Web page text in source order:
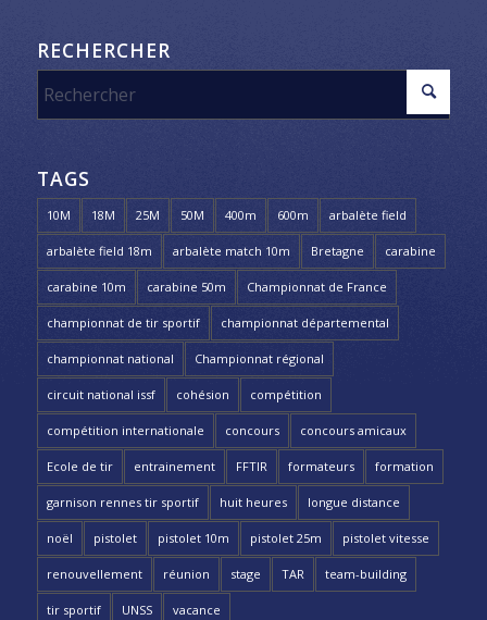
RECHERCHER
TAGS
10M 18M 25M 50M 400m 600m arbalète field
arbalète field 18m arbalète match 10m Bretagne carabine
carabine 10m carabine 50m Championnat de France
championnat de tir sportif championnat départemental
championnat national Championnat régional
circuit national issf cohésion compétition
compétition internationale concours concours amicaux
Ecole de tir entrainement FFTIR formateurs formation
garnison rennes tir sportif huit heures longue distance
noël pistolet pistolet 10m pistolet 25m pistolet vitesse
renouvellement réunion stage TAR team-building
tir sportif UNSS vacance